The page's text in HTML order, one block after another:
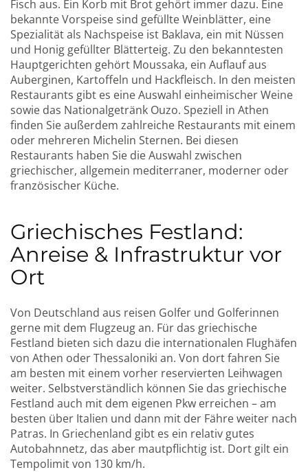
Fisch aus. Ein Korb mit Brot gehört immer dazu. Eine
bekannte Vorspeise sind gefüllte Weinblätter, eine
Spezialität als Nachspeise ist Baklava, ein mit Nüssen
und Honig gefüllter Blätterteig. Zu den bekanntesten
Hauptgerichten gehört Moussaka, ein Auflauf aus
Auberginen, Kartoffeln und Hackfleisch. In den meisten
Restaurants gibt es eine Auswahl einheimischer Weine
sowie das Nationalgetränk Ouzo. Speziell in Athen
finden Sie außerdem zahlreiche Restaurants mit einem
oder mehreren Michelin Sternen. Bei diesen
Restaurants haben Sie die Auswahl zwischen
griechischer, allgemein mediterraner, moderner oder
französischer Küche.
Griechisches Festland:
Anreise & Infrastruktur vor
Ort
Von Deutschland aus reisen Golfer und Golferinnen
gerne mit dem Flugzeug an. Für das griechische
Festland bieten sich dazu die internationalen Flughäfen
von Athen oder Thessaloniki an. Von dort fahren Sie
am besten mit einem vorher reservierten Leihwagen
weiter. Selbstverständlich können Sie das griechische
Festland auch mit dem eigenen Pkw erreichen – am
besten über Italien und dann mit der Fähre weiter nach
Patras. In Griechenland gibt es ein relativ gutes
Autobahnnetz, das aber mautpflichtig ist. Dort gilt ein
Tempolimit von 130 km/h.